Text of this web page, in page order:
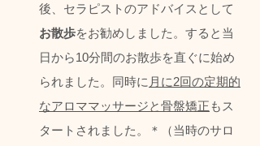
後、セラピストのアドバイスとして
お散歩をお勧めしました。すると当
日から10分間のお散歩を直ぐに始め
られました。同時に 月に2回の定期的
なアロママッサージと骨盤矯正 もス
タートされました。＊（当時のサロ